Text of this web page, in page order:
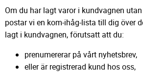
Om du har lagt varor i kundvagnen
postar vi en kom-ihåg-lista till dig över
lagt i kundvagnen, förutsatt att du:
prenumererar på vårt nyhetsbrev,
eller är registrerad kund hos oss,